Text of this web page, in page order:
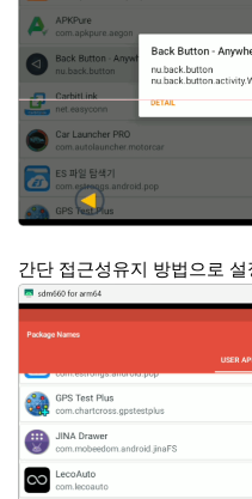
간단 접근성유지 방법으로 설